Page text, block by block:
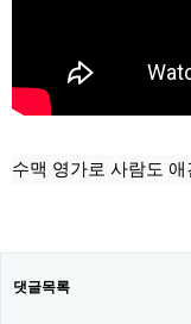
수맥 영가로 사람도
댓글목록